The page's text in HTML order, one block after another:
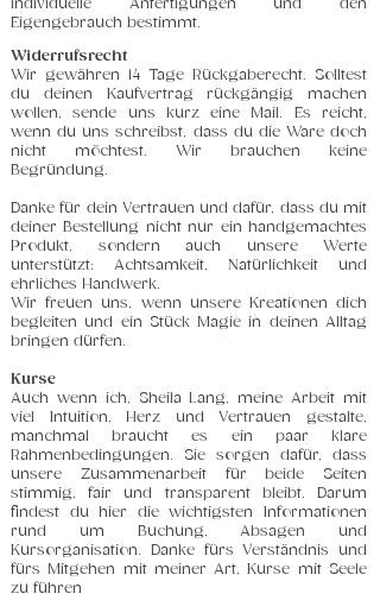
individuelle Anfertigungen und den
Eigengebrauch bestimmt.
Widerrufsrecht
Wir gewähren 14 Tage Rückgaberecht. Solltest
du deinen Kaufvertrag rückgängig machen
wollen, sende uns kurz eine Mail. Es reicht,
wenn du uns schreibst, dass du die Ware doch
nicht möchtest. Wir brauchen keine
Begründung.
Danke für dein Vertrauen und dafür, dass du mit
deiner Bestellung nicht nur ein handgemachtes
Produkt, sondern auch unsere Werte
unterstützt: Achtsamkeit, Natürlichkeit und
ehrliches Handwerk.
Wir freuen uns, wenn unsere Kreationen dich
begleiten und ein Stück Magie in deinen Alltag
bringen dürfen.
Kurse
Auch wenn ich, Sheila Lang, meine Arbeit mit
viel Intuition, Herz und Vertrauen gestalte,
manchmal braucht es ein paar klare
Rahmenbedingungen. Sie sorgen dafür, dass
unsere Zusammenarbeit für beide Seiten
stimmig, fair und transparent bleibt. Darum
findest du hier die wichtigsten Informationen
rund um Buchung, Absagen und
Kursorganisation. Danke fürs Verständnis und
fürs Mitgehen mit meiner Art, Kurse mit Seele
zu führen